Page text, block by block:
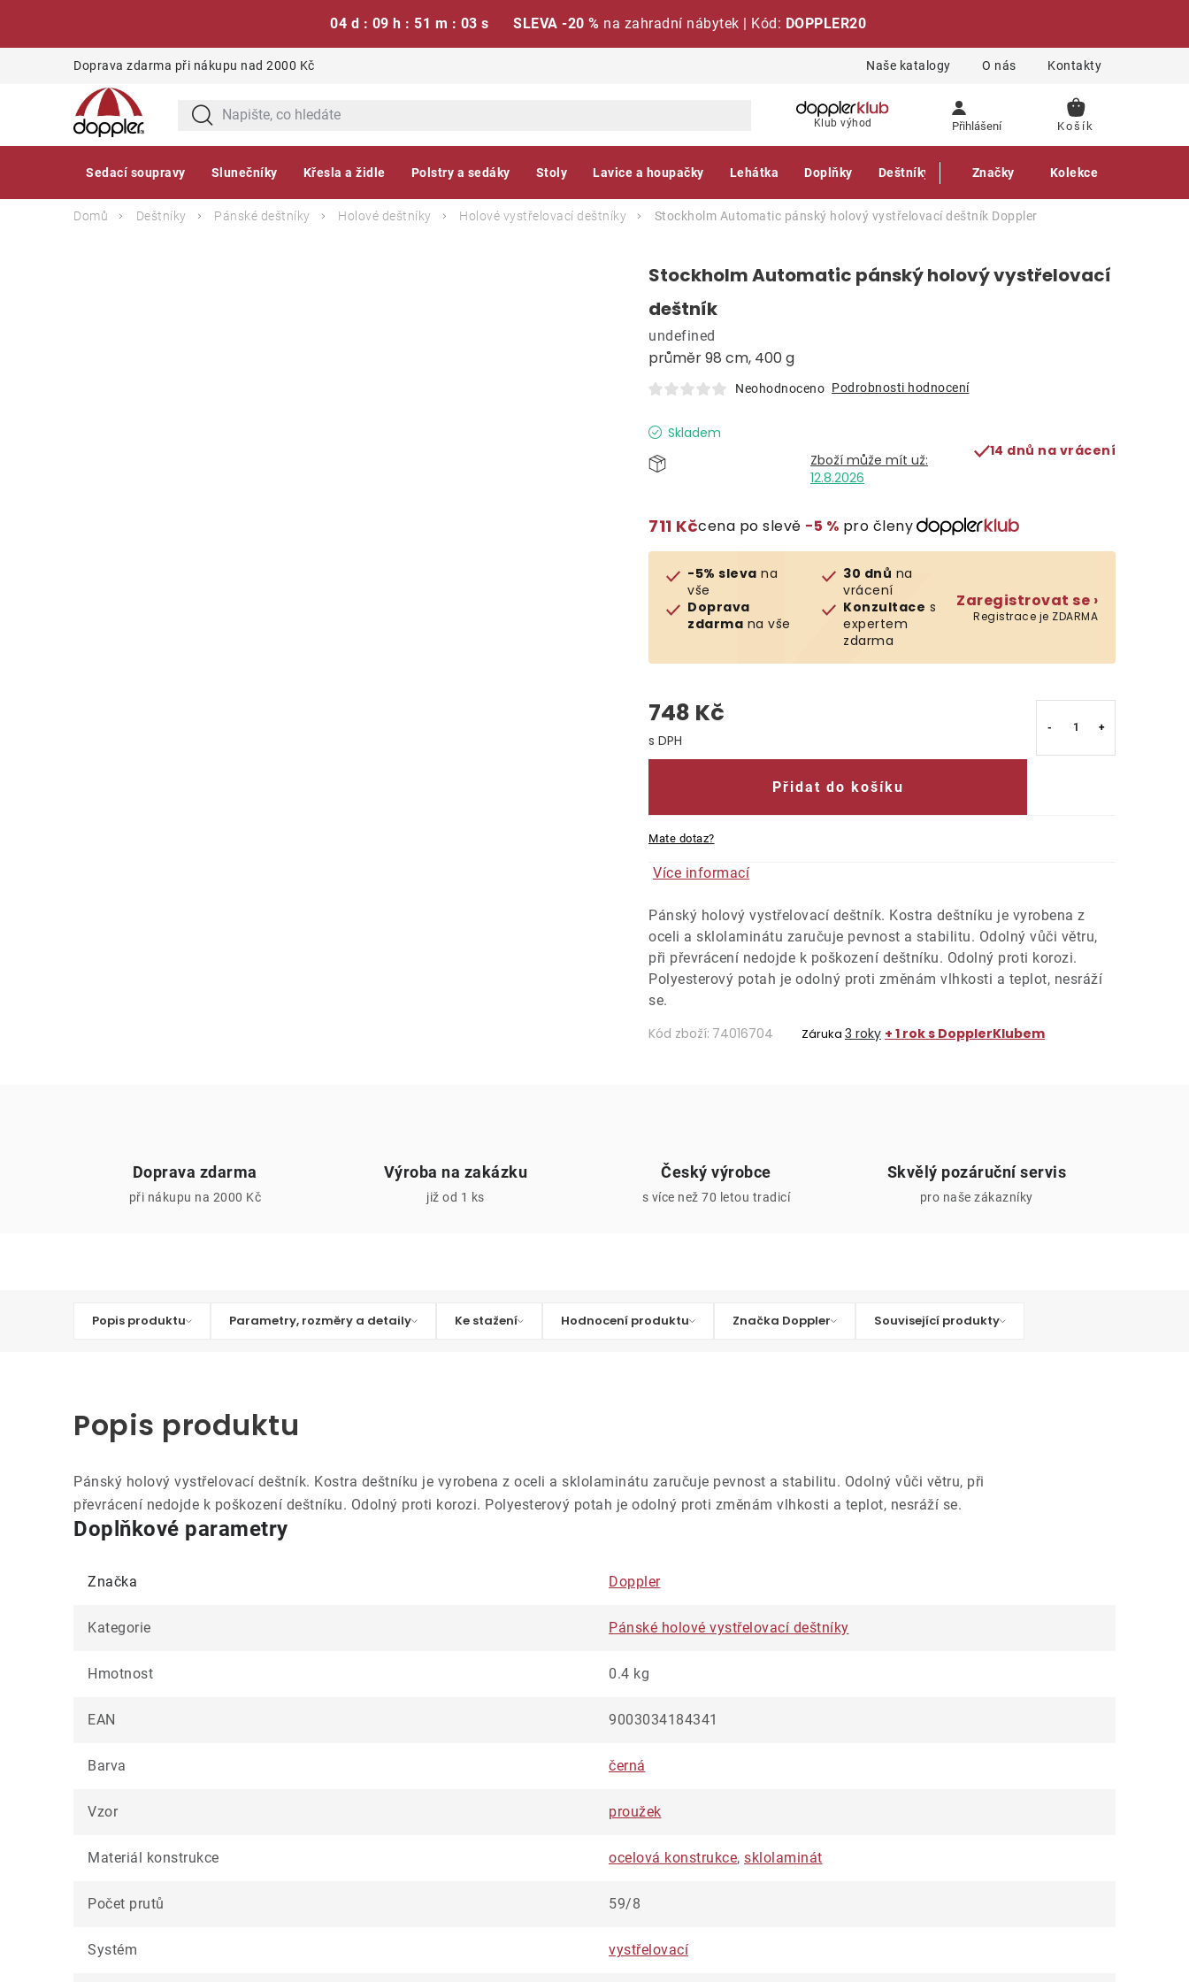
04 d : 09 h : 51 m : 02 s SLEVA -20 % na zahradní nábytek | Kód: DOPPLER20
Doprava zdarma při nákupu nad 2000 Kč Naše katalogy O nás Kontakty
Klub výhod Přihlášení
NÁKUPNÍ
Sedací soupravy Slunečníky Křesla a židle Polstry a sedáky Stoly Lavice a houpačky Lehátka Doplňky Deštníky Gastro produkty
Značky Kolekce
Domů Deštníky Pánské deštníky Holové deštníky Holové vystřelovací deštníky Stockholm Automatic pánský holový vystřelovací deštník Doppler
Stockholm Automatic pánský holový vystřelovací
deštník
průměr 98 cm, 400 g
undefined
Neohodnoceno Podrobnosti hodnocení
Skladem
12.8.2026
14 dnů na vrácení
711 Kčcena po slevě −5 % pro členy
-5% sleva na
vše
Doprava
zdarma na vše
30 dnů na
vrácení
Konzultace s
expertem
zdarma
Zaregistrovat se ›
Registrace je ZDARMA
748 Kč
Měrná cena:
Přidat do košíku
Mate dotaz?
Více informací
Pánský holový vystřelovací deštník. Kostra deštníku je vyrobena z
oceli a sklolaminátu zaručuje pevnost a stabilitu. Odolný vůči větru,
při převrácení nedojde k poškození deštníku. Odolný proti korozi.
Polyesterový potah je odolný proti změnám vlhkosti a teplot, nesráží
se.
Kód zboží: 74016704 Záruka 3 roky + 1 rok s DopplerKlubem
Doprava zdarma
při nákupu na 2000 Kč
Výroba na zakázku
již od 1 ks
Český výrobce
s více než 70 letou tradicí
Skvělý pozáruční servis
pro naše zákazníky
Popis produktu Parametry, rozměry a detaily Ke stažení Hodnocení produktu Značka Doppler Související produkty
Popis produktu
Pánský holový vystřelovací deštník. Kostra deštníku je vyrobena z oceli a sklolaminátu zaručuje pevnost a stabilitu. Odolný vůči větru, při
převrácení nedojde k poškození deštníku. Odolný proti korozi. Polyesterový potah je odolný proti změnám vlhkosti a teplot, nesráží se.
Doplňkové parametry
Značka Doppler
Kategorie Pánské holové vystřelovací deštníky
Hmotnost 0.4 kg
EAN 9003034184341
Barva černá
Vzor proužek
Materiál konstrukce ocelová konstrukce, sklolaminát
Počet prutů 59/8
Systém vystřelovací